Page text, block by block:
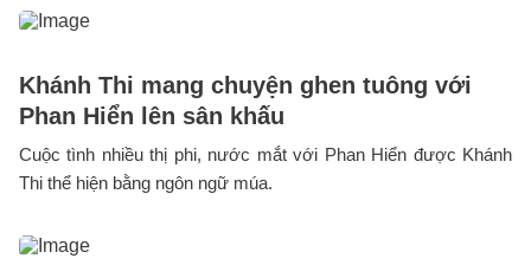
Khánh Thi mang chuyện ghen tuông với
Phan Hiển lên sân khấu
Cuộc tình nhiều thị phi, nước mắt với Phan Hiển được Khánh
Thi thể hiện bằng ngôn ngữ múa.